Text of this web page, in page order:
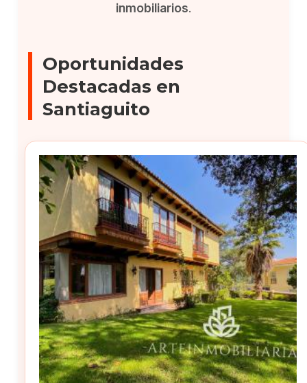
inmobiliarios.
Oportunidades
Destacadas en
Santiaguito